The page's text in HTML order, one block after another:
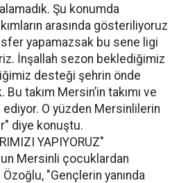
Şu konumda
arasında gösteriliyoruz
yapamazsak bu sene ligi
İnşallah sezon beklediğimiz
desteği şehrin önde
takım Mersin’in takımı ve
O yüzden Mersinlilerin
diye konuştu.
YAPIYORUZ"
Mersinli çocuklardan
"Gençlerin yanında